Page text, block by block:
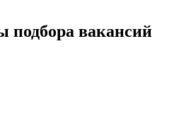
вакансий